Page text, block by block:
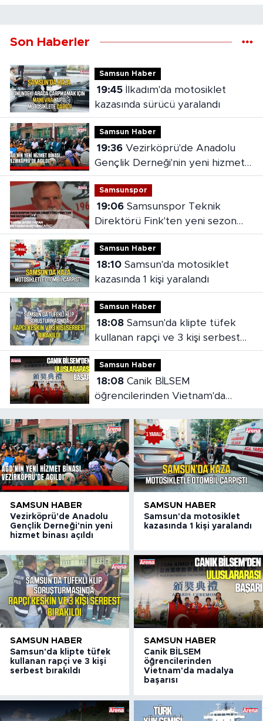
Son Haberler
Samsun Haber
19:45İlkadım'da motosiklet
kazasında sürücü yaralandı
Samsun Haber
19:36Vezirköprü'de Anadolu
Gençlik Derneği'nin yeni hizmet
binası açıldı
Samsunspor
19:06Samsunspor Teknik
Direktörü Fink'ten yeni sezon
mesajı
Samsun Haber
18:10Samsun'da motosiklet
kazasında 1 kişi yaralandı
Samsun Haber
18:08Samsun'da klipte tüfek
kullanan rapçi ve 3 kişi serbest
bırakıldı
Samsun Haber
18:08Canik BİLSEM
öğrencilerinden Vietnam'da
madalya başarısı
SAMSUN HABER
Vezirköprü'de Anadolu
Gençlik Derneği'nin yeni
hizmet binası açıldı
SAMSUN HABER
Samsun'da motosiklet
kazasında 1 kişi yaralandı
SAMSUN HABER
Samsun'da klipte tüfek
kullanan rapçi ve 3 kişi
serbest bırakıldı
SAMSUN HABER
Canik BİLSEM
öğrencilerinden
Vietnam'da madalya
başarısı